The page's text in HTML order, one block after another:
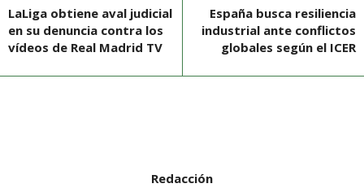
LaLiga obtiene aval judicial
en su denuncia contra los
vídeos de Real Madrid TV
España busca resiliencia
industrial ante conflictos
globales según el ICER
Redacción